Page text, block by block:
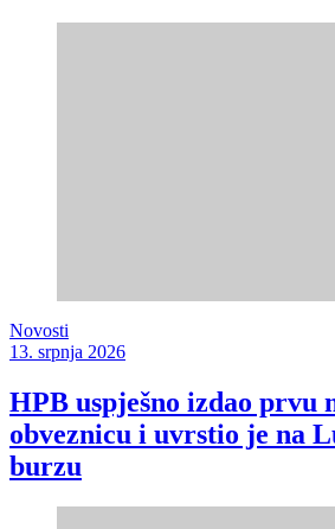
Novosti
13. srpnja 2026
HPB uspješno izdao prvu
obveznicu i uvrstio je na
burzu